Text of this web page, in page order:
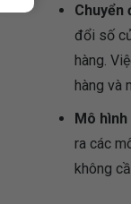
Chuyển
đổi số
hàng.
hàng và
Mô hình
ra các
không